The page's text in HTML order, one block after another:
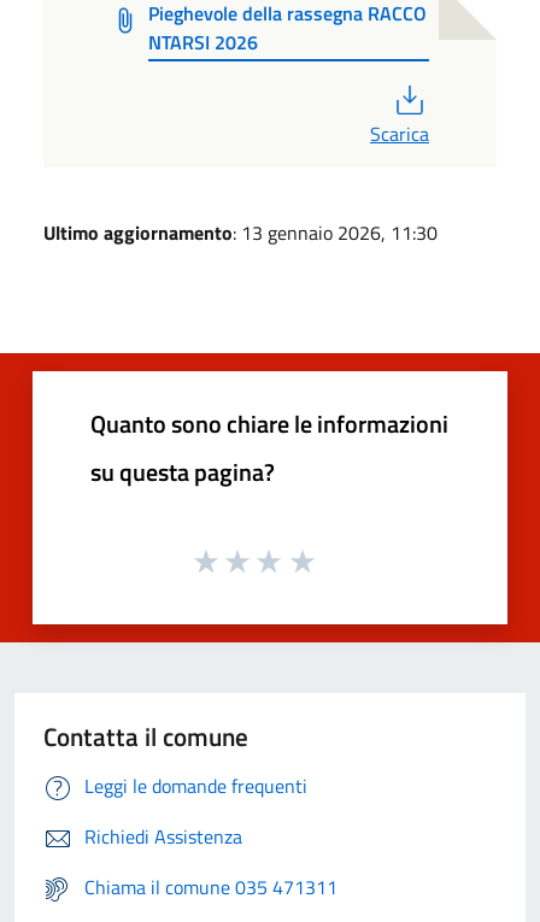
Pieghevole della rassegna RACCO
NTARSI 2026
Scarica
Ultimo aggiornamento: 13 gennaio 2026, 11:30
Quanto sono chiare le informazioni
su questa pagina?
Contatta il comune
Leggi le domande frequenti
Richiedi Assistenza
Chiama il comune 035 471311